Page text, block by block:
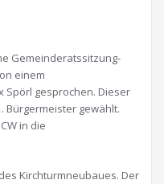
Gemeinderatssitzung-
einem
Spörl gesprochen. Dieser
Bürgermeister gewählt.
in die
Kirchturmneubaues. Der